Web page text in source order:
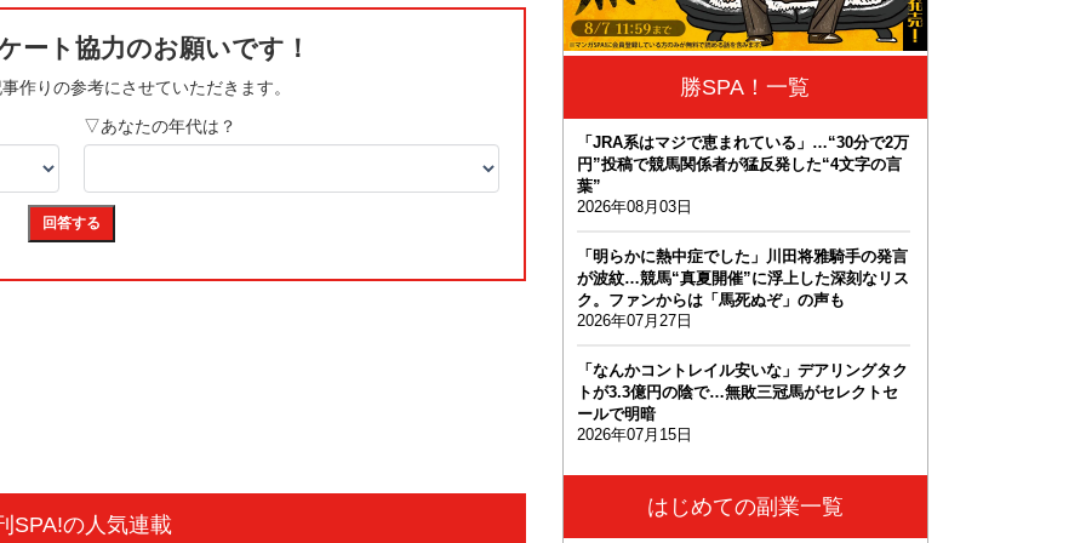
SPA!の人気連載
勝SPA！一覧
「JRA系はマジで恵まれている」…“30分で2万
円”投稿で競馬関係者が猛反発した“4文字の言
葉”
2026年08月03日
「明らかに熱中症でした」川田将雅騎手の発言
が波紋…競馬“真夏開催”に浮上した深刻なリス
ク。ファンからは「馬死ぬぞ」の声も
2026年07月27日
「なんかコントレイル安いな」デアリングタク
トが3.3億円の陰で…無敗三冠馬がセレクトセ
ールで明暗
2026年07月15日
はじめての副業一覧